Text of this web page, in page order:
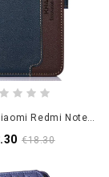
Lederhüllen Xiaomi Redmi Note 14 Pro 5g Zweifarbig Khazneh
€18.30